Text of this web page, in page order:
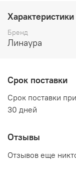
высота 163 мм
Цвет:Анкор
ЛДСП Анкор
Мебельная
Характеристики
Бренд
Линаура
Срок поставки
Срок поставки
30 дней
Отзывы
Отзывов еще